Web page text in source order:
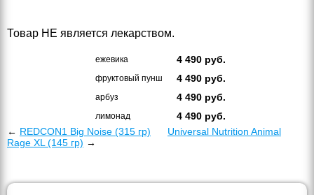
Товар НЕ является лекарством.
ежевика 4 490 руб.
фруктовый пунш 4 490 руб.
арбуз 4 490 руб.
лимонад 4 490 руб.
← REDCON1 Big Noise (315 гр)
Universal Nutrition Animal
Rage XL (145 гр) →